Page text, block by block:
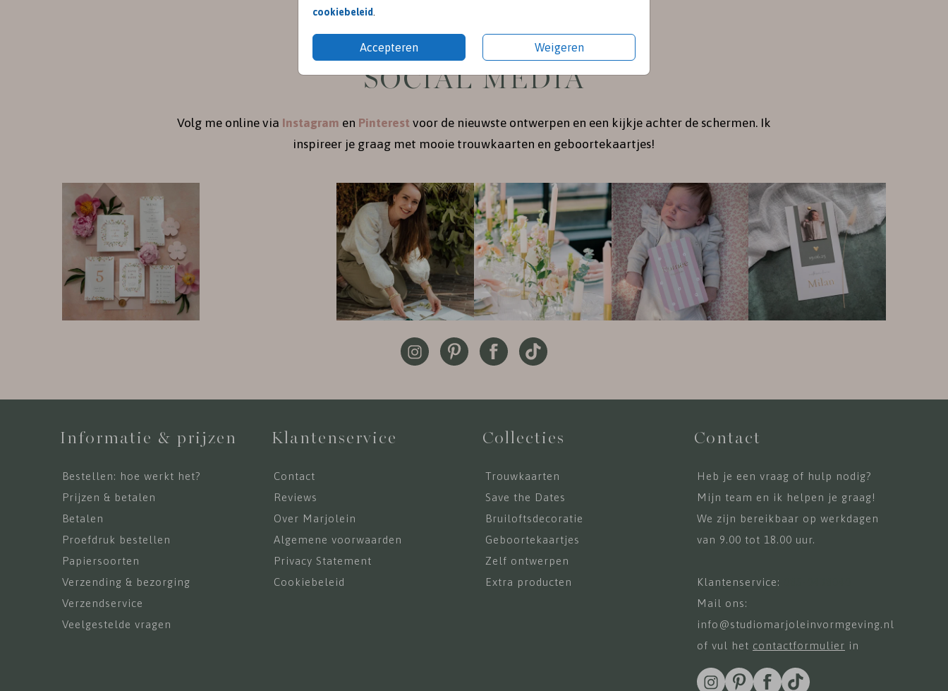
cookiebeleid
Accepteren Weigeren
meet me on
SOCIAL MEDIA
Volg me online via Instagram en Pinterest voor de nieuwste ontwerpen en een kijkje achter de schermen. Ik
inspireer je graag met mooie trouwkaarten en geboortekaartjes!
Informatie & prijzen
Bestellen: hoe werkt het?
Prijzen & betalen
Betalen
Proefdruk bestellen
Papiersoorten
Verzending & bezorging
Verzendservice
Veelgestelde vragen
Klantenservice
Contact
Reviews
Over Marjolein
Algemene voorwaarden
Privacy Statement
Cookiebeleid
Collecties
Trouwkaarten
Save the Dates
Bruiloftsdecoratie
Geboortekaartjes
Zelf ontwerpen
Extra producten
Contact
Heb je een vraag of hulp nodig?
Mijn team en ik helpen je graag!
We zijn bereikbaar op werkdagen
van 9.00 tot 18.00 uur.
Klantenservice:
Mail ons:
info@studiomarjoleinvormgeving.nl
of vul het contactformulier in